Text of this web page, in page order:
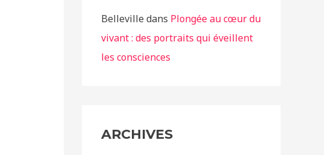
Belleville dans Plongée au cœur du
vivant : des portraits qui éveillent
les consciences
ARCHIVES